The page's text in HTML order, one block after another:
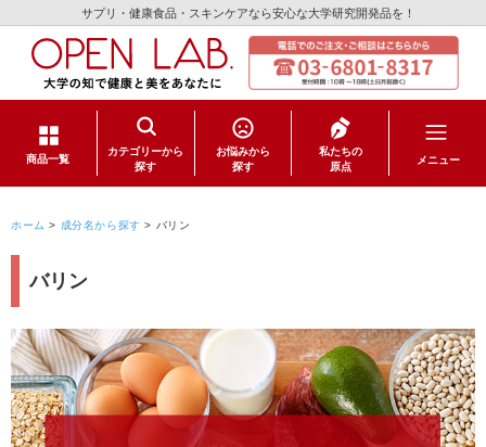
サプリ・健康食品・スキンケアなら安心な大学研究開発品を！
商品一覧
カテゴリーから
探す
日用品
お悩みから
探す
私たちの
原点
メニュー
ホーム > 成分名から探す > バリン
バリン